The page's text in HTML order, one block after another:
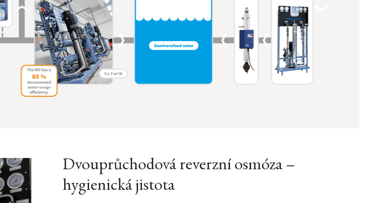
Dvouprůchodová reverzní osmóza –
hygienická jistota